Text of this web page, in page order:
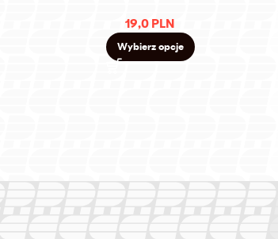
19,0 PLN
Wybierz opcje